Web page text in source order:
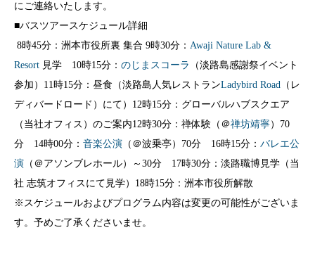
にご連絡いたします。
■バスツアースケジュール詳細
8時45分：洲本市役所裏 集合 9時30分： Awaji Nature Lab &
Resort 見学 10時15分： のじまスコーラ
（淡路島感謝祭イベント
参加）11時15分：昼食（淡路島人気レストランLadybird Road （レ
ディバードロード）にて）12時15分：グローバルハブスクエア
（当社オフィス）のご案内12時30分：禅体験（＠禅坊靖寧）70
分 14時00分： 音楽公演 （＠波乗亭）70分 16時15分： バレエ公
演 （＠アソンブレホール）～30分 17時30分：淡路職博見学（当
社 志筑オフィスにて見学）18時15分：洲本市役所解散
※スケジュールおよびプログラム内容は変更の可能性がございま
す。予めご了承くださいませ。